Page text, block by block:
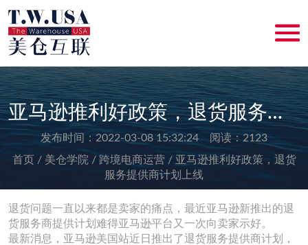
亚马逊推利好政策，退货服务提供商计划上线
发布时间：2022-03-08 15:32:24 阅读：2123
首页 / 美仓学院 / 跨境电商运营 / 亚马逊推利好政策，退货
服务提供商计划上线
退货问题一直以来都是卖家的痛点，最近亚马逊新推出的退
货服务商提供计划难得亚马逊平台又一次向卖家示好。
最新消息，亚马逊美国站近日推出了退货服务提供商计划，